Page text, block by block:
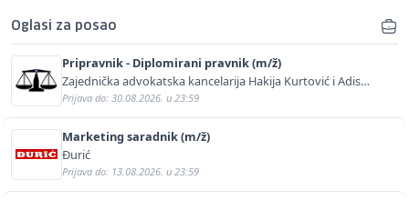
Oglasi za posao
Pripravnik - Diplomirani pravnik (m/ž)
Zajednička advokatska kancelarija Hakija Kurtović i Adis
Kurtović
Prijava do: 30.08.2026. u 23:59
Marketing saradnik (m/ž)
Đurić
Prijava do: 13.08.2026. u 23:59